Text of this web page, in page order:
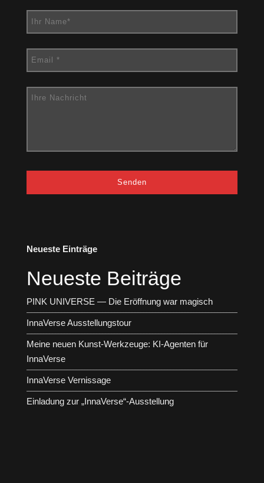
Neueste Einträge
Neueste Beiträge
PINK UNIVERSE — Die Eröffnung war magisch
InnaVerse Ausstellungstour
Meine neuen Kunst-Werkzeuge: KI-Agenten für
InnaVerse
InnaVerse Vernissage
Einladung zur „InnaVerse“-Ausstellung